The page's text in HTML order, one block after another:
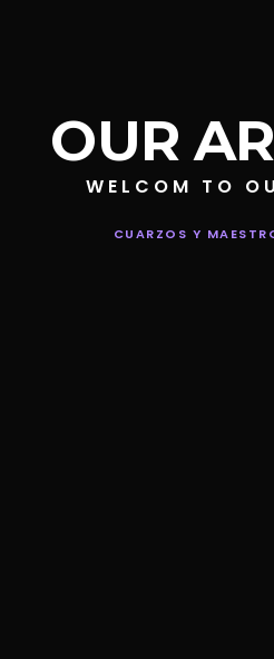
OUR
WELCOM TO
CUARZOS Y